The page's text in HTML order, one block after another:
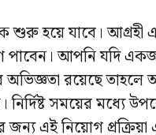
হয়ে যাবে। আগ্রহী
আপনি যদি
অভিজ্ঞতা রয়েছে
সময়ের মধ্যে
জন্য এই নিয়োগ